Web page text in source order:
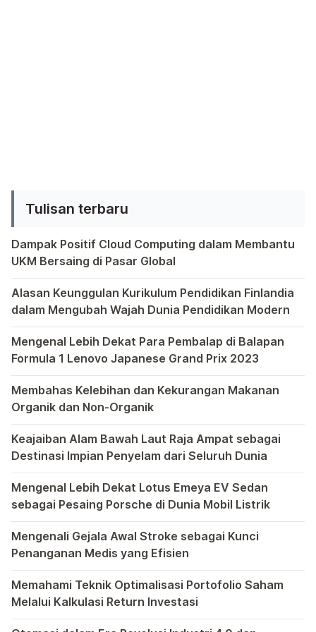
Tulisan terbaru
Dampak Positif Cloud Computing dalam Membantu
UKM Bersaing di Pasar Global
Dalam era globalisasi yang semakin kompetitif,
Alasan Keunggulan Kurikulum Pendidikan Finlandia
dalam Mengubah Wajah Dunia Pendidikan Modern
Dalam dunia pendidikan modern, tak ada yang lebih
Mengenal Lebih Dekat Para Pembalap di Balapan
Formula 1 Lenovo Japanese Grand Prix 2023
Dalam dunia balap Formula 1, setiap Grand Prix memiliki
Membahas Kelebihan dan Kekurangan Makanan
Organik dan Non-Organik
Dalam upaya mencari asupan makanan yang lebih
Keajaiban Alam Bawah Laut Raja Ampat sebagai
Destinasi Impian Penyelam dari Seluruh Dunia
Raja Ampat, sebuah permata tersembunyi di Indonesia,
Mengenal Lebih Dekat Lotus Emeya EV Sedan
sebagai Pesaing Porsche di Dunia Mobil Listrik
Bagi pecinta otomotif mungkin perlu kiranya mengenal
Mengenali Gejala Awal Stroke sebagai Kunci
Penanganan Medis yang Efisien
Bagi yang memiliki anggota keluarga yang berpotensi
Memahami Teknik Optimalisasi Portofolio Saham
Melalui Kalkulasi Return Investasi
Kewajiban untuk memahami teknik optimalisasi portofolio